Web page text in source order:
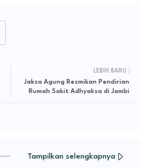
LEBIH BARU
Jaksa Agung Resmikan Pendirian
Rumah Sakit Adhyaksa di Jambi
Tampilkan selengkapnya